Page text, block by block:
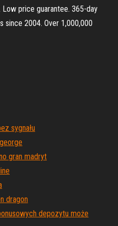
price guarantee. 365-day
since 2004. Over 1,000,000
sygnału
gran madryt
dragon
depozytu może